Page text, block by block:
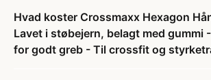
Hvad koster Crossmaxx Hexagon
Lavet i støbejern, belagt med gummi
for godt greb - Til crossfit og